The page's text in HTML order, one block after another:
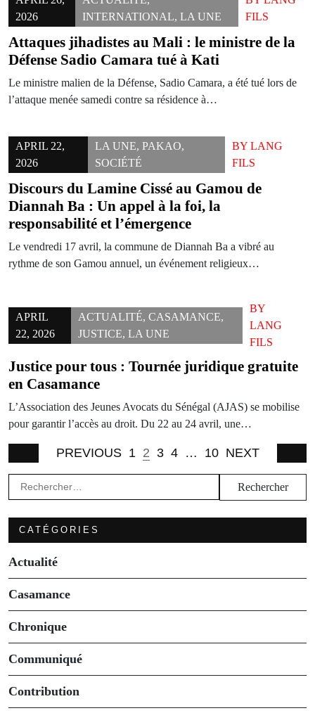
2026
INTERNATIONAL,LA UNE
FILS
Attaques jihadistes au Mali : le ministre de la
Défense Sadio Camara tué à Kati
Le ministre malien de la Défense, Sadio Camara, a été tué lors de
l’attaque menée samedi contre sa résidence à…
APRIL 22,
2026
LA UNE,PAKAO,
SOCIÉTÉ
BY LANG
FILS
Discours du Lamine Cissé au Gamou de
Diannah Ba : Un appel à la foi, la
responsabilité et l’émergence
Le vendredi 17 avril, la commune de Diannah Ba a vibré au
rythme de son Gamou annuel, un événement religieux…
APRIL
22, 2026
ACTUALITÉ,CASAMANCE,
JUSTICE,LA UNE
BY
LANG
FILS
Justice pour tous : Tournée juridique gratuite
en Casamance
L’Association des Jeunes Avocats du Sénégal (AJAS) se mobilise
pour garantir l’accès au droit. Du 22 au 24 avril, une…
PREVIOUS 1 2 3 4 … 10 NEXT
Rechercher :
CATÉGORIES
Actualité
Casamance
Chronique
Communiqué
Contribution